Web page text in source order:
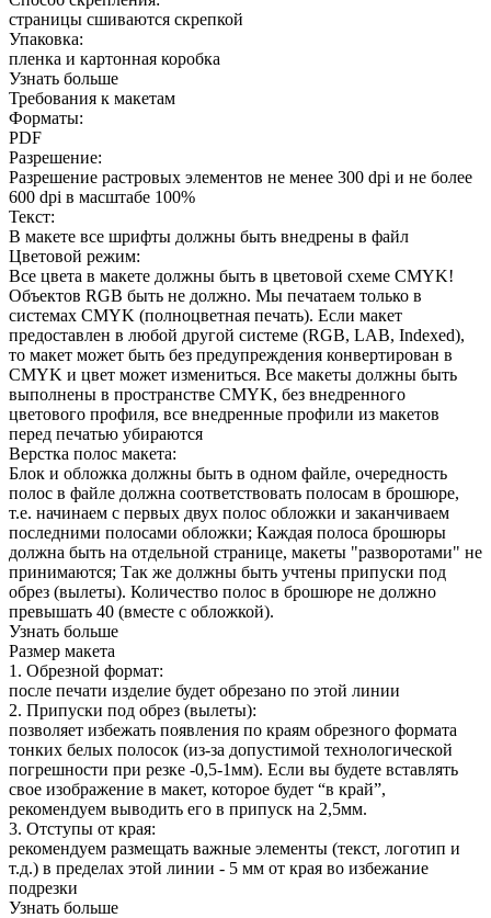
страницы сшиваются скрепкой
Упаковка:
пленка и картонная коробка
Узнать больше
Требования к макетам
Форматы:
PDF
Разрешение:
Разрешение растровых элементов не менее 300 dpi и не более
600 dpi в масштабе 100%
Текст:
В макете все шрифты должны быть внедрены в файл
Цветовой режим:
Все цвета в макете должны быть в цветовой схеме CMYK!
Объектов RGB быть не должно. Мы печатаем только в
системах CMYK (полноцветная печать). Если макет
предоставлен в любой другой системе (RGB, LAB, Indexed),
то макет может быть без предупреждения конвертирован в
CMYK и цвет может измениться. Все макеты должны быть
выполнены в пространстве CMYK, без внедренного
цветового профиля, все внедренные профили из макетов
перед печатью убираются
Верстка полос макета:
Блок и обложка должны быть в одном файле, очередность
полос в файле должна соответствовать полосам в брошюре,
т.е. начинаем с первых двух полос обложки и заканчиваем
последними полосами обложки; Каждая полоса брошюры
должна быть на отдельной странице, макеты "разворотами" не
принимаются; Так же должны быть учтены припуски под
обрез (вылеты). Количество полос в брошюре не должно
превышать 40 (вместе с обложкой).
Узнать больше
Размер макета
1. Обрезной формат:
после печати изделие будет обрезано по этой линии
2. Припуски под обрез (вылеты):
позволяет избежать появления по краям обрезного формата
тонких белых полосок (из-за допустимой технологической
погрешности при резке -0,5-1мм). Если вы будете вставлять
свое изображение в макет, которое будет “в край”,
рекомендуем выводить его в припуск на 2,5мм.
3. Отступы от края:
рекомендуем размещать важные элементы (текст, логотип и
т.д.) в пределах этой линии - 5 мм от края во избежание
подрезки
Узнать больше